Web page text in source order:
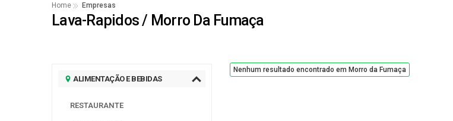
Home Empresas
Lava-Rapidos / Morro Da Fumaça
ALIMENTAÇÃO E BEBIDAS
RESTAURANTE
Nenhum resultado encontrado em Morro da Fumaça